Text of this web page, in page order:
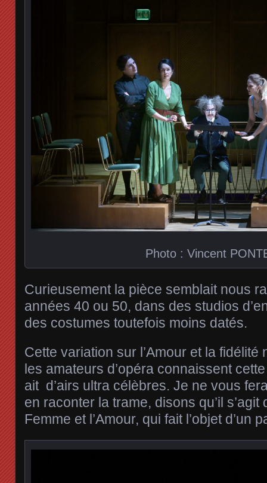
Photo : Vincent
Curieusement la pièce semblait nous
années 40 ou 50, dans des studios
des costumes toutefois moins datés.
Cette variation sur l’Amour et la fidélité
les amateurs d’opéra connaissent
ait d’airs ultra célèbres. Je ne vous
en raconter la trame, disons qu’il s’agit
Femme et l’Amour, qui fait l’objet d’un